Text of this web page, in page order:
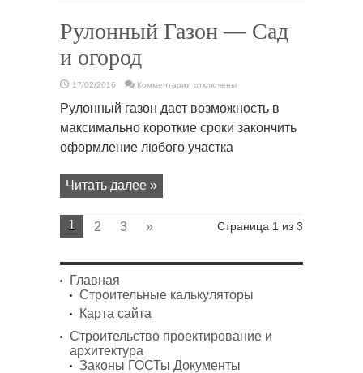
Рулонный Газон — Сад
и огород
17/02/2016 Комментарии
Газон
Сад
огород
отключены
Рулонный газон дает возможность в
максимально короткие сроки закончить
оформление любого участка
Читать далее »
Страница 1 из 3
1 2 3 »
Главная
Строительные калькуляторы
Карта сайта
Строительство проектирование и
архитектура
Законы ГОСТы Документы